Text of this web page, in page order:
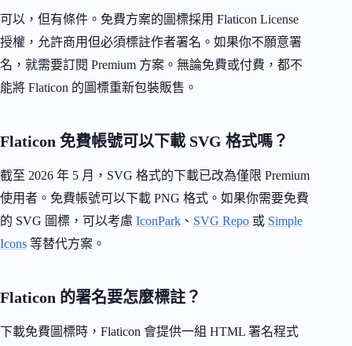
可以，但有條件。免費方案的圖標採用 Flaticon License
授權，允許商用但必須標註作者署名。如果你不願意署
名，就需要訂閱 Premium 方案。無論免費或付費，都不
能將 Flaticon 的圖標重新包裝販售。
Flaticon 免費帳號可以下載 SVG 格式嗎？
截至 2026 年 5 月，SVG 格式的下載已改為僅限 Premium
使用者。免費帳號可以下載 PNG 格式。如果你需要免費
的 SVG 圖標，可以考慮 IconPark 、 SVG Repo 或 Simple
Icons 等替代方案。
Flaticon 的署名要怎麼標註？
下載免費圖標時，Flaticon 會提供一組 HTML 署名程式